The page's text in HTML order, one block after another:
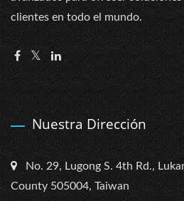
clientes en todo el mundo.
Nuestra Dirección
No. 29, Lugong S. 4th Rd.,
County 505004, Taiwan